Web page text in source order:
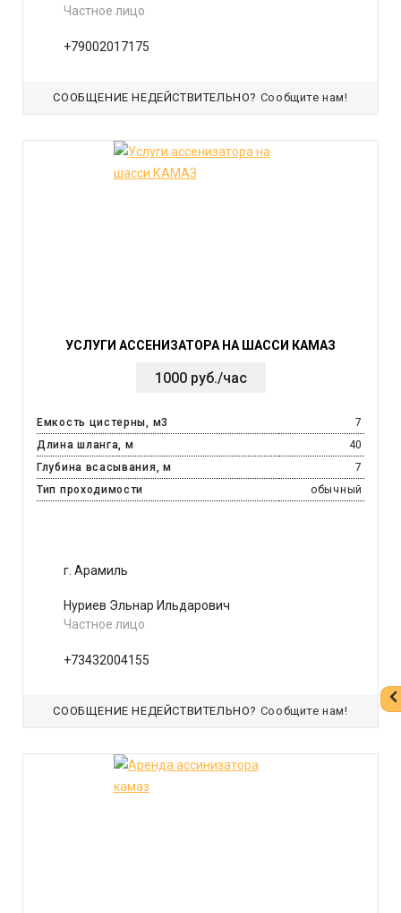
Частное лицо
+79002017175
СООБЩЕНИЕ НЕДЕЙСТВИТЕЛЬНО? Сообщите нам!
УСЛУГИ АССЕНИЗАТОРА НА ШАССИ КАМАЗ
1000 руб./час
Емкость цистерны, м3
7
Длина шланга, м
40
Глубина всасывания, м
7
Тип проходимости
обычный
г. Арамиль
Нуриев Эльнар Ильдарович
Частное лицо
+73432004155
СООБЩЕНИЕ НЕДЕЙСТВИТЕЛЬНО? Сообщите нам!